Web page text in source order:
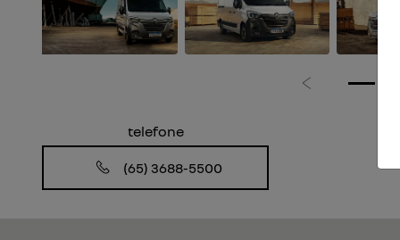
Anterior
telefone
(65) 3688-5500